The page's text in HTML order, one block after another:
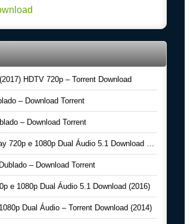
HDTV 720p – Torrent Download
– Download Torrent
– Download Torrent
e 1080p Dual Áudio 5.1 Download (2016)
– Download Torrent
e 1080p Dual Áudio 5.1 Download (2016)
Dual Áudio – Torrent Download (2014)